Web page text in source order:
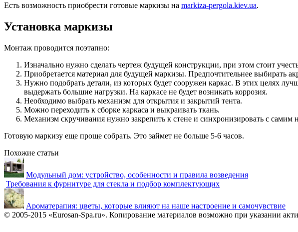
Есть возможность приобрести готовые маркизы на markiza-pergola.kiev.ua.
Установка маркизы
Монтаж проводится поэтапно:
Изначально нужно сделать чертеж будущей конструкции, при этом стоит
Приобретается материал для будущей маркизы. Предпочтительнее выбирать
Нужно подобрать детали, из которых будет сооружен каркас. В этих целях
выдержать большие нагрузки. На каркасе не будет возникать коррозия.
Необходимо выбрать механизм для открытия и закрытий тента.
Можно переходить к сборке каркаса и выкраивать ткань.
Механизм скручивания нужно закрепить к стене и синхронизировать с самим
Готовую маркизу еще проще собрать. Это займет не больше 5-6 часов.
Похожие статьи
Модульный дом: устройство, особенности и правила возведения
Требования к фурнитуре для стекла и подбор комплектующих
Ароматерапия: цветы, которые влияют на наше настроение и самочувствие
© 2005-2015 «Eurosan-Spa.ru». Копирование материалов возможно при указании